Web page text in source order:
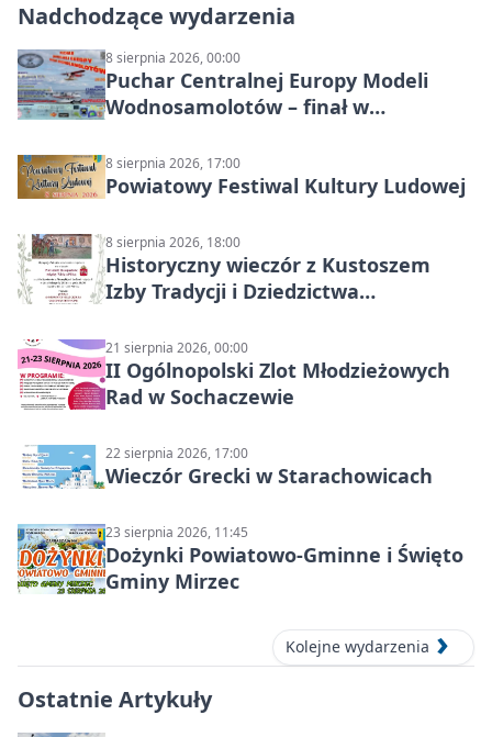
Nadchodzące wydarzenia
8 sierpnia 2026, 00:00
Puchar Centralnej Europy Modeli
Wodnosamolotów – finał w
8 sierpnia 2026, 17:00
Powiatowy Festiwal Kultury Ludowej
8 sierpnia 2026, 18:00
Historyczny wieczór z Kustoszem
Izby Tradycji i Dziedzictwa
Gęburą
21 sierpnia 2026, 00:00
II Ogólnopolski Zlot Młodzieżowych
Rad w Sochaczewie
22 sierpnia 2026, 17:00
Wieczór Grecki w Starachowicach
23 sierpnia 2026, 11:45
Dożynki Powiatowo-Gminne i Święto
Gminy Mirzec
Kolejne wydarzenia
Ostatnie Artykuły